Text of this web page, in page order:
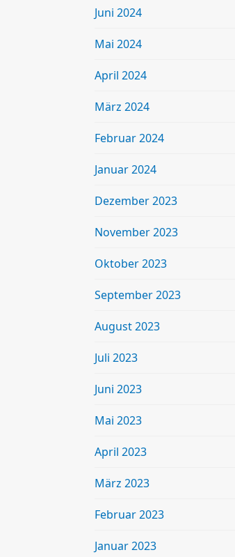
Juni 2024
Mai 2024
April 2024
März 2024
Februar 2024
Januar 2024
Dezember 2023
November 2023
Oktober 2023
September 2023
August 2023
Juli 2023
Juni 2023
Mai 2023
April 2023
März 2023
Februar 2023
Januar 2023